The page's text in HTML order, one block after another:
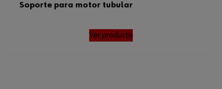
Soporte para motor tubular
Ver producto